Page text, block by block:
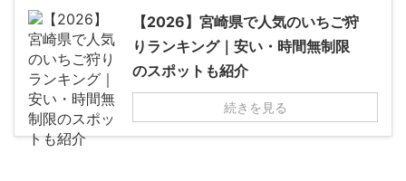
【2026】宮崎県で人気のいちご狩
りランキング｜安い・時間無制限
のスポットも紹介
続きを見る